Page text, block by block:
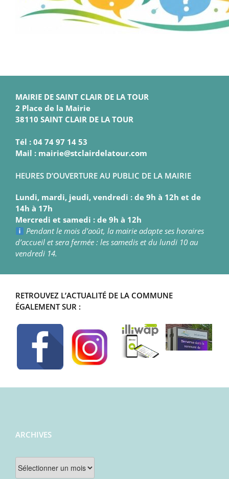
MAIRIE DE SAINT CLAIR DE LA TOUR
2 Place de la Mairie
38110 SAINT CLAIR DE LA TOUR
Tél : 04 74 97 14 53
Mail : mairie@stclairdelatour.com
HEURES D’OUVERTURE AU PUBLIC DE LA MAIRIE
Lundi, mardi, jeudi, vendredi : de 9h à 12h et de
14h à 17h
Mercredi et samedi : de 9h à 12h
Pendant le mois d’août, la mairie adapte ses horaires
d’accueil et sera fermée : les samedis et du lundi 10 au
vendredi 14.
RETROUVEZ L’ACTUALITÉ DE LA COMMUNE
ÉGALEMENT SUR :
ARCHIVES
Archives